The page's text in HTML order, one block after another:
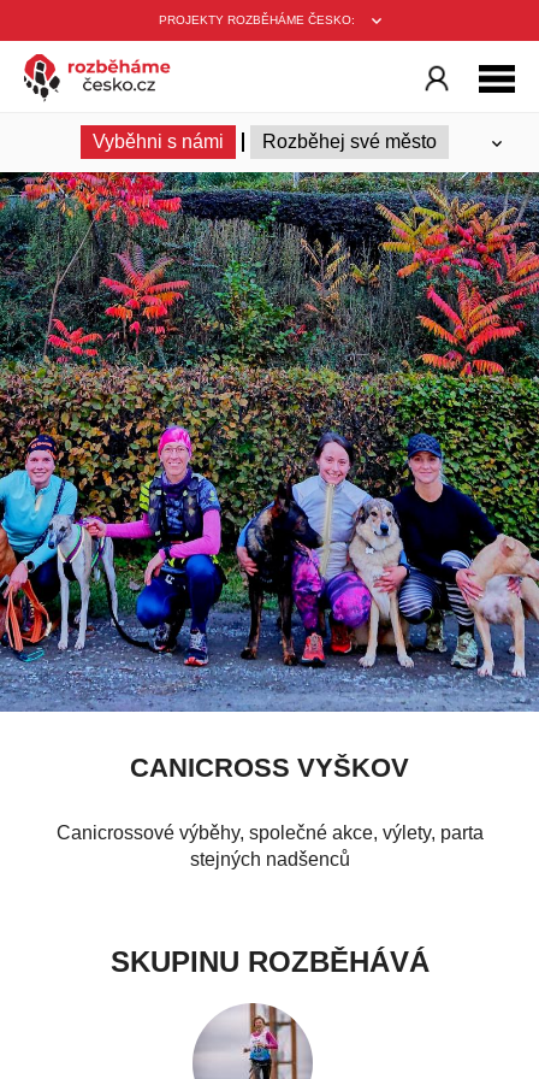
PROJEKTY ROZBĚHÁME ČESKO:
Vyběhni s námi Rozběhej své město
Ambasadoři Trenéři
CANICROSS VYŠKOV
Canicrossové výběhy, společné akce, výlety, parta
stejných nadšenců
SKUPINU ROZBĚHÁVÁ